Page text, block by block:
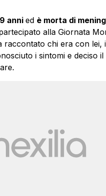
annied è morta di
alla Giornata
raccontato chi era con
i sintomi e deciso